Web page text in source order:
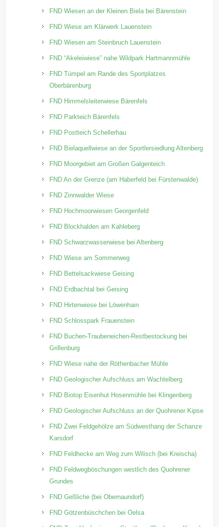
FND Wiesen an der Kleinen Biela bei Bärenstein
FND Wiese am Klärwerk Lauenstein
FND Wiesen am Steinbruch Lauenstein
FND “Akeleiwiese” nahe Wildpark Hartmannmühle
FND Tümpel am Rande des Sportplatzes
Oberbärenburg
FND Himmelsleiterwiese Bärenfels
FND Parkteich Bärenfels
FND Postteich Schellerhau
FND Bielaquellwiese an der Sportlersiedlung Altenberg
FND Moorgebiet am Großen Galgenteich
FND An der Grenze (am Haberfeld bei Fürstenwalde)
FND Zinnwalder Wiese
FND Hochmoorwiesen Georgenfeld
FND Blockhalden am Kahleberg
FND Schwarzwasserwiese bei Altenberg
FND Wiese am Sommerweg
FND Bettelsackwiese Geising
FND Erdbachtal bei Geising
FND Hirtenwiese bei Löwenhain
FND Schlosspark Frauenstein
FND Buchen-Traubeneichen-Restbestockung bei
Grillenburg
FND Wiese nahe der Röthenbacher Mühle
FND Geologischer Aufschluss am Wachtelberg
FND Biotop Eisenhut Hosenmühle bei Klingenberg
FND Geologischer Aufschluss an der Quohrener Kipse
FND Zwei Feldgehölze am Südwesthang der Schanze
Karsdorf
FND Feldhecke am Weg zum Wilisch (bei Kreischa)
FND Feldwegböschungen westlich des Quohrener
Grundes
FND Geßliche (bei Obernaundorf)
FND Götzenbüschchen bei Oelsa